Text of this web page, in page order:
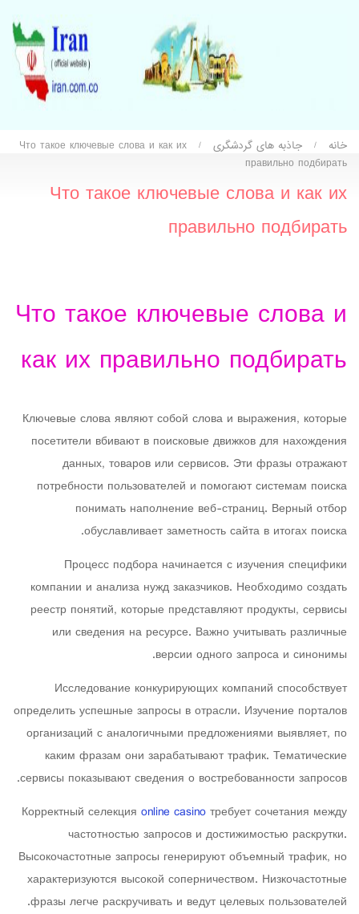
خانه / جاذبه های گردشگری /
Что такое ключевые слова и как их
правильно подбирать
Что такое ключевые слова и как их
правильно подбирать
Что такое ключевые слова и
как их правильно подбирать
Ключевые слова являют собой слова и выражения, которые
посетители вбивают в поисковые движков для нахождения
данных, товаров или сервисов. Эти фразы отражают
потребности пользователей и помогают системам поиска
понимать наполнение веб-страниц. Верный отбор
обуславливает заметность сайта в итогах поиска.
Процесс подбора начинается с изучения специфики
компании и анализа нужд заказчиков. Необходимо создать
реестр понятий, которые представляют продукты, сервисы
или сведения на ресурсе. Важно учитывать различные
версии одного запроса и синонимы.
Исследование конкурирующих компаний способствует
определить успешные запросы в отрасли. Изучение порталов
организаций с аналогичными предложениями выявляет, по
каким фразам они зарабатывают трафик. Тематические
сервисы показывают сведения о востребованности запросов.
Корректный селекция online casinoтребует сочетания между
частотностью запросов и достижимостью раскрутки.
Высокочастотные запросы генерируют объемный трафик, но
характеризуются высокой соперничеством. Низкочастотные
фразы легче раскручивать и ведут целевых пользователей.